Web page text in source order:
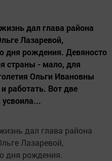
дал глава района
Лазаревой,
дня рождения. Девяносто
страны - мало, для
Ольги Ивановны
работать. Вот две
дал глава района
Лазаревой,
дня рождения.